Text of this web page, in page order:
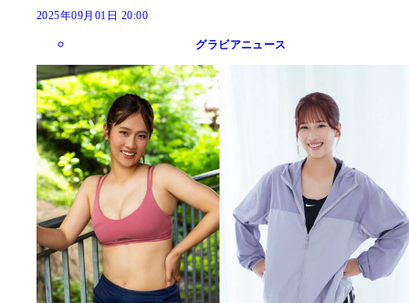
2025年09月01日 20:00
グラビアニュース